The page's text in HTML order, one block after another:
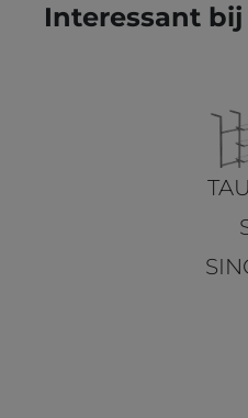
Interessant